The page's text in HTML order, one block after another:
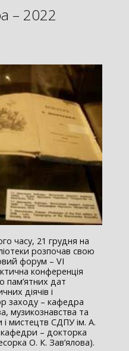
– 2022
часу, 21 грудня на
розпочав свою
форум – VІ
конференція
пам’ятних дат
діячів і
заходу – кафедра
музикознавства та
і мистецтв СДПУ ім. А.
кафедри – докторка
О. К. Зав’ялова).